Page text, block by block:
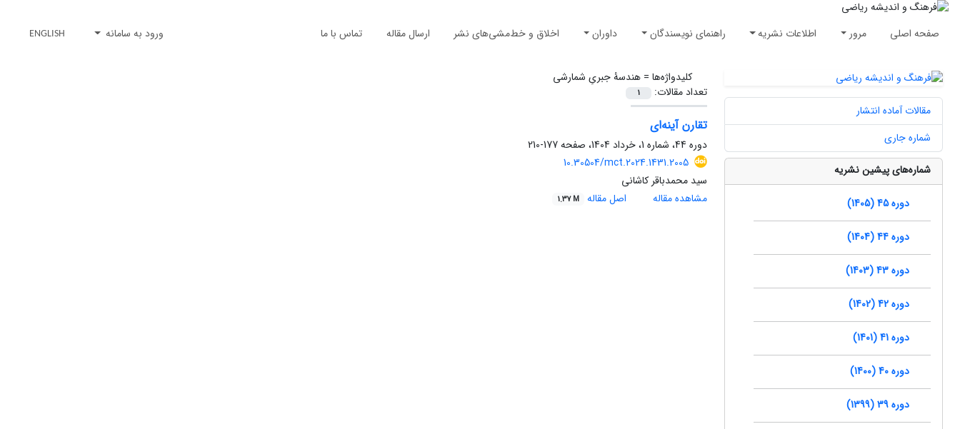
صفحه اصلی مرور اطلاعات نشریه راهنمای نویسندگان داوران اخلاق و خط‌مشی‌های نشر ارسال مقاله تماس با ما ورود به سامانه ENGLISH
کلیدواژه‌ها =هندسۀ جبریِ شمارشی
تعداد مقالات:
1
تقارن آینه‌ای
دوره 44، شماره 1، خرداد 1404، صفحه
177-210
10.30504/mct.2024.1431.2005
سید محمد‌باقر کاشانی
مشاهده مقاله
اصل مقاله 1.37 M
مقالات آماده انتشار
شماره جاری
شماره‌های پیشین نشریه
دوره 45 (1405)
دوره 44 (1404)
دوره 43 (1403)
دوره 42 (1402)
دوره 41 (1401)
دوره 40 (1400)
دوره 39 (1399)